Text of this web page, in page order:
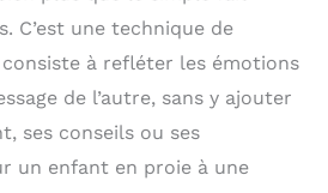
C’est une technique de
à refléter les émotions
de l’autre, sans y ajouter
ses conseils ou ses
un enfant en proie à une